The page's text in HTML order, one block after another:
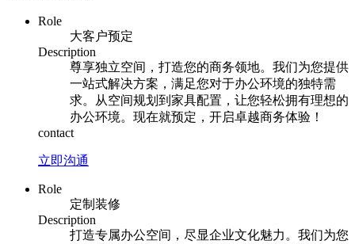
Role
大客户预定
Description
尊享独立空间，打造您的商务领地。我们为您提供
一站式解决方案，满足您对于办公环境的独特需
求。从空间规划到家具配置，让您轻松拥有理想的
办公环境。现在就预定，开启卓越商务体验！
contact
立即沟通
Role
定制装修
Description
打造专属办公空间，尽显企业文化魅力。我们为您